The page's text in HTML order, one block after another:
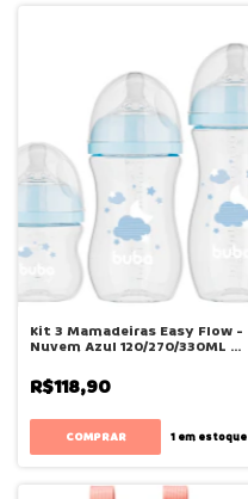
Kit 3 Mamadeiras Easy Flow -
Nuvem Azul 120/270/330ML -
R$118,90
1em estoque